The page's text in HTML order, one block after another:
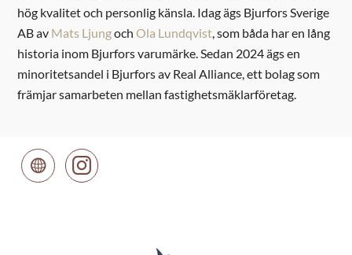
hög kvalitet och personlig känsla. Idag ägs Bjurfors Sverige
AB av Mats LjungochOla Lundqvist , som båda har en lång
historia inom Bjurfors varumärke. Sedan 2024 ägs en
minoritetsandel i Bjurfors av Real Alliance, ett bolag som
främjar samarbeten mellan fastighetsmäklarföretag.